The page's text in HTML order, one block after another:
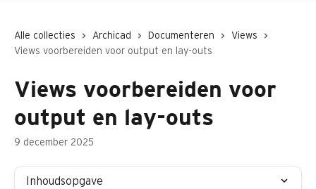
Alle collecties Archicad Documenteren
Views
Views voorbereiden voor output en lay-outs
Views voorbereiden voor
output en lay-outs
9 december 2025
Inhoudsopgave